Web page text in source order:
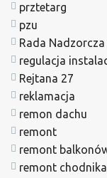
prztetarg
pzu
Rada Nadzorcza
regulacja
Rejtana 27
reklamacja
remon dachu
remont
remont
remont chodnika